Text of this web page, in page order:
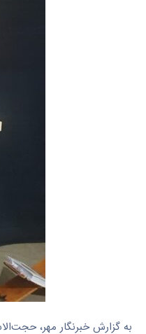
به گزارش خبرنگار مهر،